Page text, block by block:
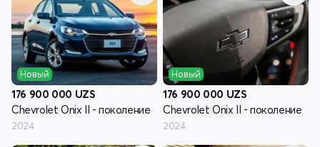
Новый
176 900 000 UZS
Chevrolet Onix II - поколение
2024
Новый
176 900 000 UZS
Chevrolet Onix II - поколение
2024